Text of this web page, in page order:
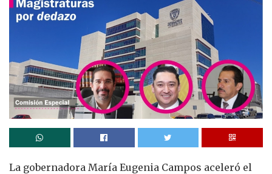
La gobernadora María Eugenia Campos aceleró el